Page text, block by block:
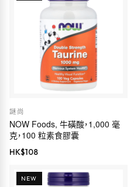
謎尚
NOW Foods, 牛磺酸，1,000 毫
克，100 粒素食膠囊
HK$108
NEW